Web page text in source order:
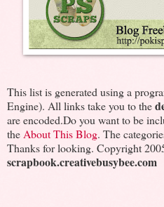
This list is generated using a
Engine). All links take you to the
are encoded.Do you want to be
theAbout This Blog. The
Thanks for looking. Copyright
scrapbook.creativebusybee.com